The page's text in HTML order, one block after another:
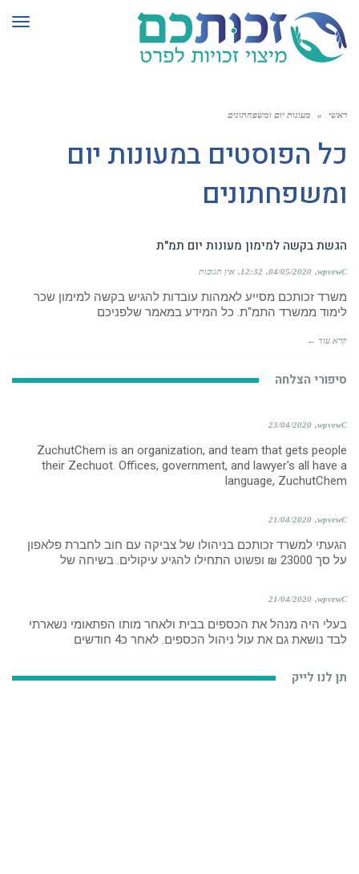
ראשי » מעונות יום ומשפחתונים
כל הפוסטים במעונות יום
ומשפחתונים
הגשת בקשה למימון מעונות יום תמ"ת
wpvewC
04/05/2020
12:32 אין תגובות
משרד זכותכם מסייע לאמהות עובדות להגיש בקשה למימון שכר
לימוד ממשרד התמ"ת. כל המידע במאמר שלפניכם
קרא עוד ←
סיפורי הצלחה
wpvewC
23/04/2020
ZuchutChem is an organization, and team that gets people
their Zechuot. Offices, government, and lawyer's all have a
language, ZuchutChem
wpvewC
21/04/2020
הגעתי למשרד זכותכם בניהולו של צביקה עם חוב לחברת פלאפון
על סך 23000 ₪ ופשוט התחילו להגיע עיקולים. בשיחה של
wpvewC
21/04/2020
בעלי היה מנהל את הכספים בבית ולאחר מותו הפתאומי נשארתי
לבד נושאת גם את עול ניהול הכספים. לאחר כ4 חודשים
תן לנו לייק